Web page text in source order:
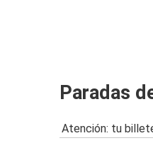
Paradas
Atención: tu